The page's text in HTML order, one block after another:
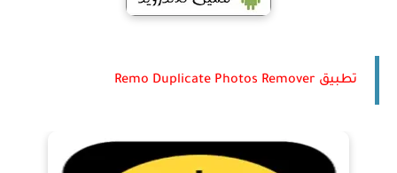
تطبيق Remo Duplicate Photos Remover‏